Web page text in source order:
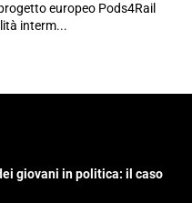
europeo Pods4Rail
interm...
giovani in politica: il caso